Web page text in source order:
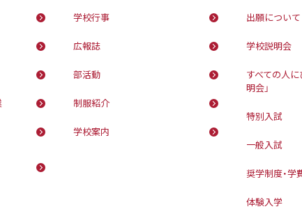
学校行事
広報誌
部活動
制服紹介
学校案内
出願について
学校説明会
すべての人
明会」
特別入試
一般入試
奨学制度・学
体験入学